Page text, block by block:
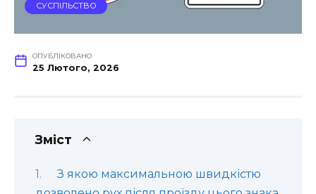
СУСПІЛЬСТВО
ОПУБЛІКОВАНО
25 Лютого, 2026
Зміст
З якою максимальною швидкістю